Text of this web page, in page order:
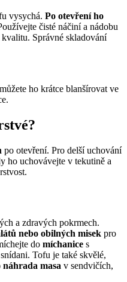
vysychá. Po otevření ho
čisté náčiní a nádobu
Správné skladování
ho krátce blanšírovat ve
po otevření. Pro delší uchování
ho uchovávejte v tekutině a
a zdravých pokrmech.
nebo obilných misek pro
do míchanice s
Tofu je také skvělé,
náhrada masa v sendvičích,